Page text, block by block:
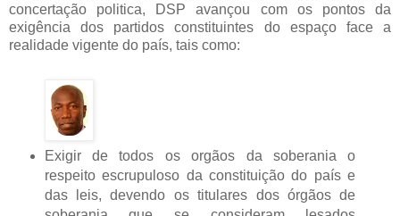
concertação politica, DSP avançou com os pontos da
exigência dos partidos constituintes do espaço face a
realidade vigente do país, tais como:
Exigir de todos os orgãos da soberania o
respeito escrupuloso da constituição do país e
das leis, devendo os titulares dos órgãos de